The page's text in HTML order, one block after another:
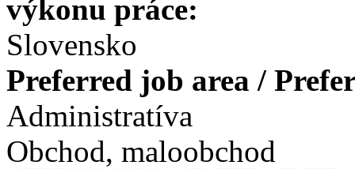
výkonu práce:
Slovensko
Preferred job area /
Administratíva
Obchod, maloobchod